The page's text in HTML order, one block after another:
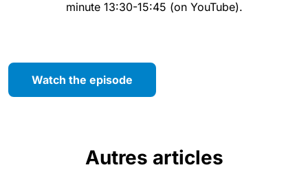
minute 13:30-15:45 (on YouTube).
Watch the episode
Autres articles